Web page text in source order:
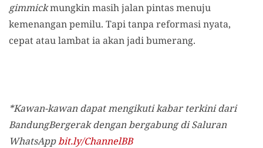
gimmickmungkin masih jalan pintas menuju
kemenangan pemilu. Tapi tanpa reformasi nyata,
cepat atau lambat ia akan jadi bumerang.
*Kawan-kawan dapat mengikuti kabar terkini dari
BandungBergerak dengan bergabung di Saluran
WhatsAppbit.ly/ChannelBB